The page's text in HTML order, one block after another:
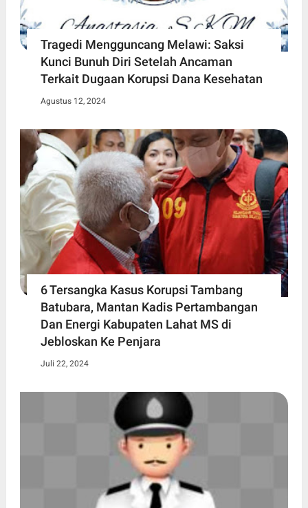
Tragedi Mengguncang Melawi: Saksi
Kunci Bunuh Diri Setelah Ancaman
Terkait Dugaan Korupsi Dana Kesehatan
Agustus 12, 2024
6 Tersangka Kasus Korupsi Tambang
Batubara, Mantan Kadis Pertambangan
Dan Energi Kabupaten Lahat MS di
Jebloskan Ke Penjara
Juli 22, 2024